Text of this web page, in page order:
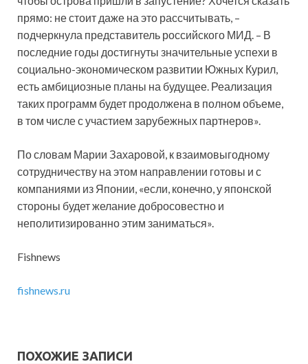
прямо: не стоит даже на это рассчитывать, –
подчеркнула представитель российского МИД. – В
последние годы достигнуты значительные успехи в
социально-экономическом развитии Южных Курил,
есть амбициозные планы на будущее. Реализация
таких программ будет продолжена в полном объеме,
в том числе с участием зарубежных партнеров».
По словам Марии Захаровой, к взаимовыгодному
сотрудничеству на этом направлении готовы и с
компаниями из Японии, «если, конечно, у японской
стороны будет желание добросовестно и
неполитизированно этим заниматься».
Fishnews
fishnews.ru
ПОХОЖИЕ ЗАПИСИ